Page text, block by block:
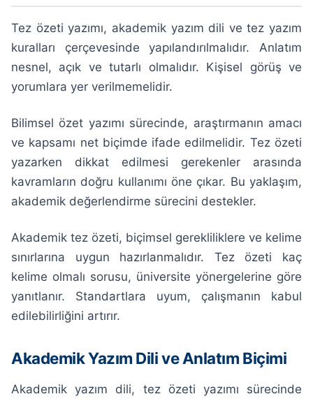
Tez özeti yazımı, akademik yazım dili ve tez yazım
kuralları çerçevesinde yapılandırılmalıdır. Anlatım
nesnel, açık ve tutarlı olmalıdır. Kişisel görüş ve
yorumlara yer verilmemelidir.
Bilimsel özet yazımı sürecinde, araştırmanın amacı
ve kapsamı net biçimde ifade edilmelidir. Tez özeti
yazarken dikkat edilmesi gerekenler arasında
kavramların doğru kullanımı öne çıkar. Bu yaklaşım,
akademik değerlendirme sürecini destekler.
Akademik tez özeti, biçimsel gerekliliklere ve kelime
sınırlarına uygun hazırlanmalıdır. Tez özeti kaç
kelime olmalı sorusu, üniversite yönergelerine göre
yanıtlanır. Standartlara uyum, çalışmanın kabul
edilebilirliğini artırır.
Akademik Yazım Dili ve Anlatım Biçimi
Akademik yazım dili, tez özeti yazımı sürecinde